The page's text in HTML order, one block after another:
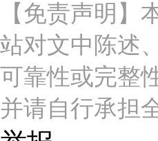
【免责声明
站对文中陈述
可靠性或完整
并请自行承担